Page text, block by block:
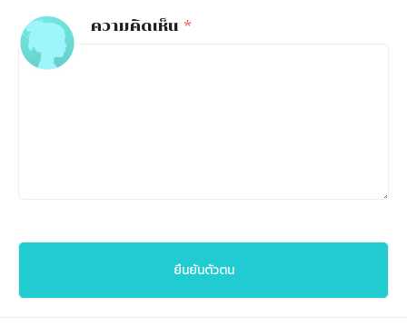
ความคิดเห็น *
ยืนยันตัวตน